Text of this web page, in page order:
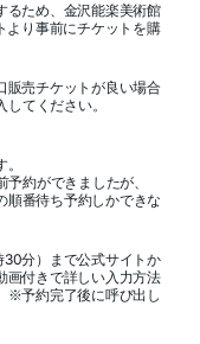
るため、金沢能楽美術館
より事前にチケットを購
販売チケットが良い場合
てください。
約ができましたが、
順番待ち予約しかできな
30分）まで公式サイトか
画付きで詳しい入力方法
※予約完了後に呼び出し